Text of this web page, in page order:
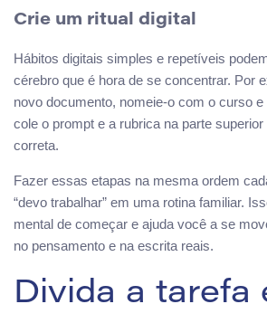
Crie um ritual digital
Hábitos digitais simples e repetíveis
cérebro que é hora de se concentrar. Por
novo documento, nomeie-o com o curso e
cole o prompt e a rubrica na parte
correta.
Fazer essas etapas na mesma ordem
“devo trabalhar” em uma rotina familiar.
mental de começar e ajuda você a se
no pensamento e na escrita reais.
Divida a tarefa